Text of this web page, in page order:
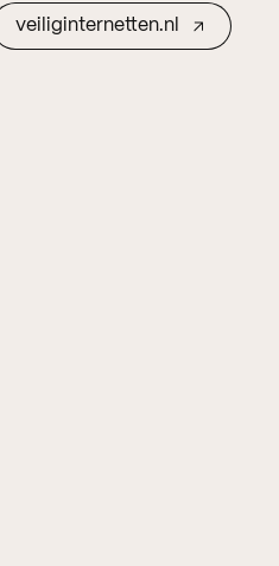
veiliginternetten.nl